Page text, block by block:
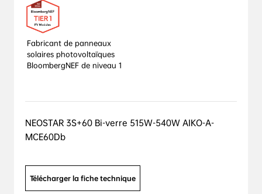
Fabricant de panneaux
solaires photovoltaïques
BloombergNEF de niveau 1
NEOSTAR 3S+60 Bi-verre 515W-540W AIKO-A-
MCE60Db
Télécharger la fiche technique